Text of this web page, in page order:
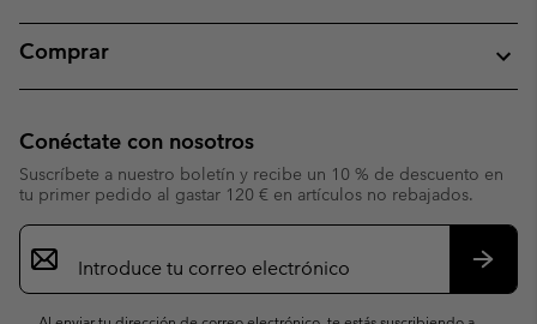
Comprar
Conéctate con nosotros
Suscríbete a nuestro boletín y recibe un 10 % de descuento en
tu primer pedido al gastar 120 € en artículos no rebajados.
Suscripción
de
correo